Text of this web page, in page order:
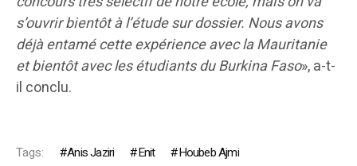
s’ouvrir bientôt à l’étude sur dossier. Nous avons
déjà entamé cette expérience avec la Mauritanie
et bientôt avec les étudiants du Burkina Faso», a-t-
il conclu.
Tags: Anis Jaziri Enit
Houbeb Ajmi